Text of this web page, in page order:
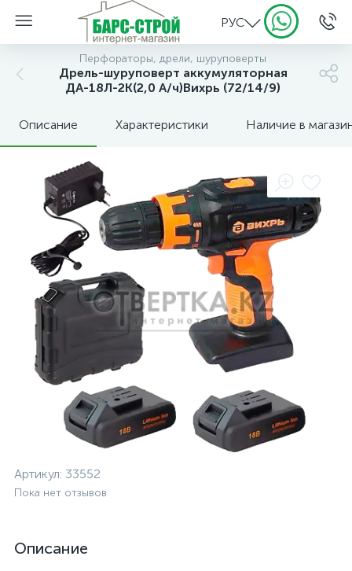
РУС
Перфораторы, дрели, шуруповерты
Дрель-шуруповерт аккумуляторная
ДА-18Л-2К(2,0 А/ч)Вихрь (72/14/9)
Описание Характеристики Наличие в
Артикул: 33552
Пока нет отзывов
Описание